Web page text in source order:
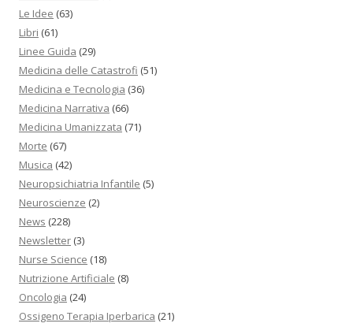
Le Idee (63)
Libri (61)
Linee Guida (29)
Medicina delle Catastrofi (51)
Medicina e Tecnologia (36)
Medicina Narrativa (66)
Medicina Umanizzata (71)
Morte (67)
Musica (42)
Neuropsichiatria Infantile (5)
Neuroscienze (2)
News (228)
Newsletter (3)
Nurse Science (18)
Nutrizione Artificiale (8)
Oncologia (24)
Ossigeno Terapia Iperbarica (21)